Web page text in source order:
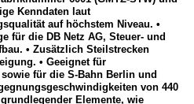
Kenndaten laut
auf höchstem Niveau. •
für die DB Netz AG, Steuer- und
• Zusätzlich Steilstrecken
• Geeignet für
für die S-Bahn Berlin und
von 440
Elemente, wie